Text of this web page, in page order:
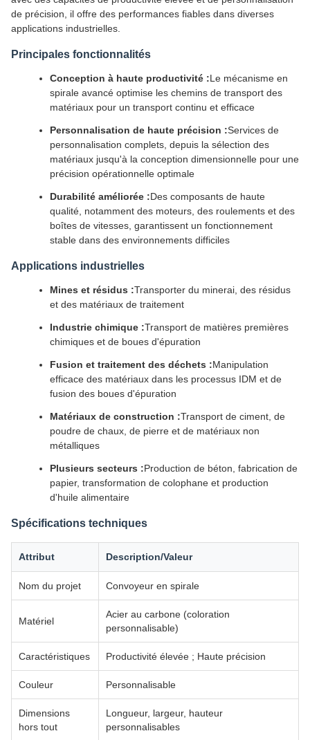
de précision, il offre des performances fiables dans diverses
applications industrielles.
Principales fonctionnalités
Conception à haute productivité :Le mécanisme en
spirale avancé optimise les chemins de transport des
matériaux pour un transport continu et efficace
Personnalisation de haute précision :Services de
personnalisation complets, depuis la sélection des
matériaux jusqu'à la conception dimensionnelle pour une
précision opérationnelle optimale
Durabilité améliorée :Des composants de haute
qualité, notamment des moteurs, des roulements et des
boîtes de vitesses, garantissent un fonctionnement
stable dans des environnements difficiles
Applications industrielles
Mines et résidus :Transporter du minerai, des résidus
et des matériaux de traitement
Industrie chimique :Transport de matières premières
chimiques et de boues d'épuration
Fusion et traitement des déchets :Manipulation
efficace des matériaux dans les processus IDM et de
fusion des boues d'épuration
Matériaux de construction :Transport de ciment, de
poudre de chaux, de pierre et de matériaux non
métalliques
Plusieurs secteurs :Production de béton, fabrication de
papier, transformation de colophane et production
d'huile alimentaire
Spécifications techniques
Attribut Description/Valeur
Nom du projet Convoyeur en spirale
Matériel
Acier au carbone (coloration
personnalisable)
Caractéristiques Productivité élevée ; Haute précision
Couleur Personnalisable
Dimensions
hors tout
Longueur, largeur, hauteur
personnalisables